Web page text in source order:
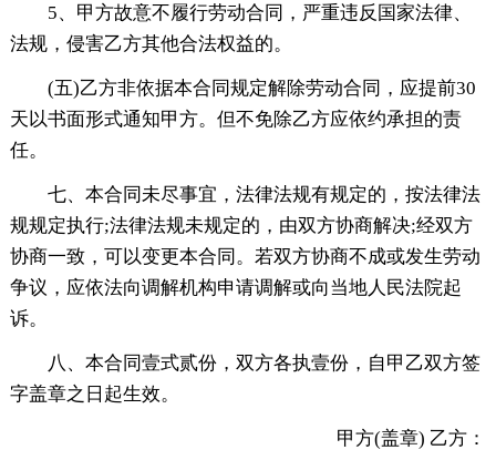
5、甲方故意不履行劳动合同，严重违反国家法律、
法规，侵害乙方其他合法权益的。
(五)乙方非依据本合同规定解除劳动合同，应提前30
天以书面形式通知甲方。但不免除乙方应依约承担的责
任。
七、本合同未尽事宜，法律法规有规定的，按法律法
规规定执行;法律法规未规定的，由双方协商解决;经双方
协商一致，可以变更本合同。若双方协商不成或发生劳动
争议，应依法向调解机构申请调解或向当地人民法院起
诉。
八、本合同壹式贰份，双方各执壹份，自甲乙双方签
字盖章之日起生效。
甲方(盖章) 乙方：